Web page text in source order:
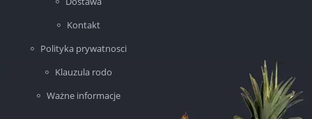
Kontakt
Polityka prywatnosci
Klauzula rodo
Ważne informacje